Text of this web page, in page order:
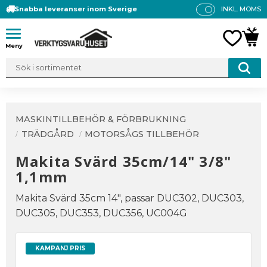
Meny
Snabba leveranser inom Sverige
P
S
INKL. MOMS
MASKINTILLBEHÖR & FÖRBRUKNING
TRÄDGÅRD
MOTORSÅGS TILLBEHÖR
Makita Svärd 35cm/14" 3/8"
1,1mm
Makita Svärd 35cm 14", passar DUC302, DUC303,
DUC305, DUC353, DUC356, UC004G
KAMPANJ PRIS